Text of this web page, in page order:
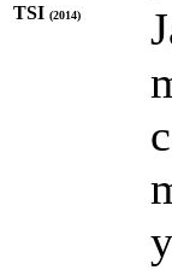
TSI (2014)